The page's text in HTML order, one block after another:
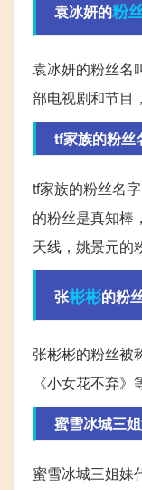
袁冰妍的粉
袁冰妍的粉丝名
部电视剧和节目
tf家族的粉丝
tf家族的粉丝名
的粉丝是真知棒
天线，姚景元的
张彬彬的粉
张彬彬的粉丝被
《小女花不弃
蜜雪冰城三
蜜雪冰城三姐妹